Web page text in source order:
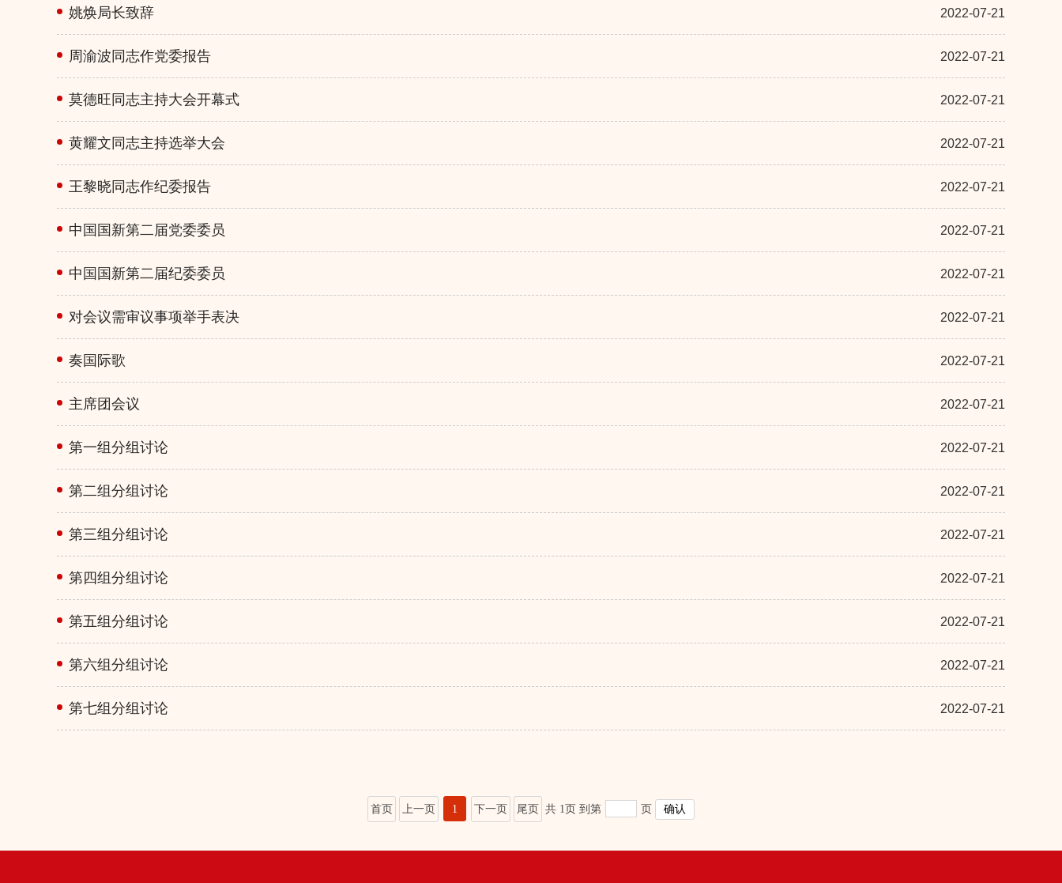
姚焕局长致辞 2022-07-21
周渝波同志作党委报告 2022-07-21
莫德旺同志主持大会开幕式 2022-07-21
黄耀文同志主持选举大会 2022-07-21
王黎晓同志作纪委报告 2022-07-21
中国国新第二届党委委员 2022-07-21
中国国新第二届纪委委员 2022-07-21
对会议需审议事项举手表决 2022-07-21
奏国际歌 2022-07-21
主席团会议 2022-07-21
第一组分组讨论 2022-07-21
第二组分组讨论 2022-07-21
第三组分组讨论 2022-07-21
第四组分组讨论 2022-07-21
第五组分组讨论 2022-07-21
第六组分组讨论 2022-07-21
第七组分组讨论 2022-07-21
首页 上一页 1 下一页 尾页 共 1页 到第 页